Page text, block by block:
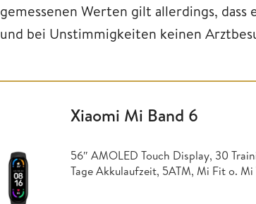
gemessenen Werten gilt allerdings,
und bei Unstimmigkeiten keinen
Xiaomi Mi Band 6
56″ AMOLED Touch Display, 30
Tage Akkulaufzeit, 5ATM, Mi Fit o. Mi